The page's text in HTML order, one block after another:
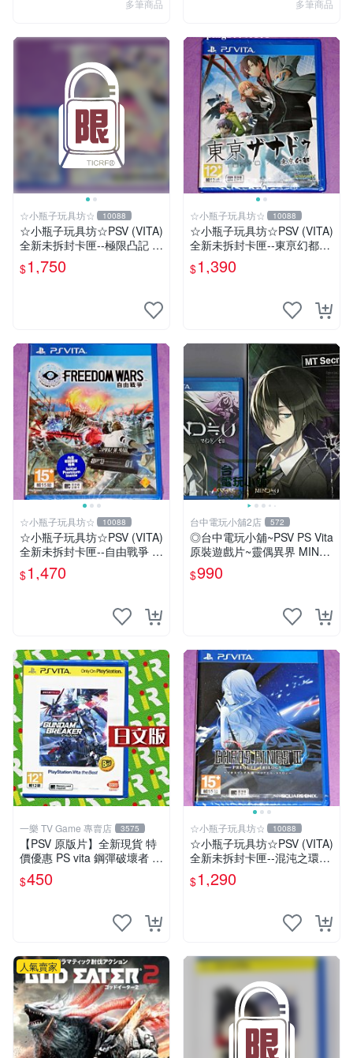
多筆商品 多筆商品
☆小瓶子玩具坊☆ 10088
☆小瓶子玩具坊☆PSV (VITA)
全新未拆封卡匣--極限凸記 萌
萌編年史 (日版) +預約特典書
$1,750
☆小瓶子玩具坊☆ 10088
☆小瓶子玩具坊☆PSV (VITA)
全新未拆封卡匣--東亰幻都
《東京幻都 Tokyo Xanadu》
中文版
$1,390
☆小瓶子玩具坊☆ 10088
☆小瓶子玩具坊☆PSV (VITA)
全新未拆封卡匣--自由戰爭 中
文版
$1,470
台中電玩小舖2店 572
◎台中電玩小舖~PSV PS Vita
原裝遊戲片~靈偶異界 MIND
≒0 含預約特典 加贈 馬克杯~
990
$990
一樂 TV Game 專賣店 3575
【PSV 原版片】全新現貨 特
價優惠 PS vita 鋼彈破壞者 鋼
彈創壞者 亞日版 BEST 可繼
承至2代【一樂電玩】
$450
☆小瓶子玩具坊☆ 10088
☆小瓶子玩具坊☆PSV (VITA)
全新未拆封卡匣--混沌之環3
前傳三部曲
$1,290
人氣賣家